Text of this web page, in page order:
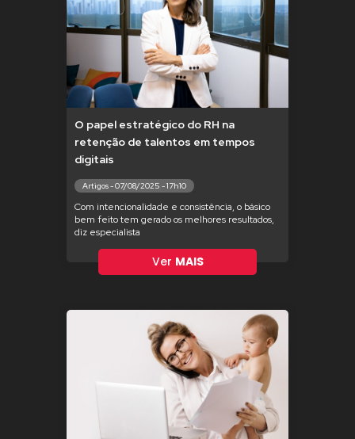
O papel estratégico do RH na
retenção de talentos em tempos
digitais
Artigos - 07/08/2025 - 17h10
Com intencionalidade e consistência, o básico
bem feito tem gerado os melhores resultados,
diz especialista
Ver MAIS